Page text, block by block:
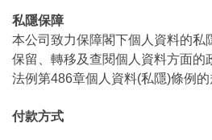
私隱保障
本公司致力保障閣下個人資料的私
保留、轉移及查閱個人資料方面的
法例第486章個人資料(私隱)條例的
付款方式